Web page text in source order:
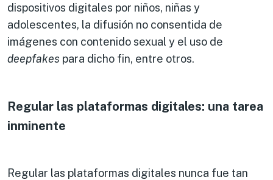
dispositivos digitales por niños, niñas y
adolescentes, la difusión no consentida de
imágenes con contenido sexual y el uso de
deepfakes para dicho fin, entre otros.
Regular las plataformas digitales: una tarea
inminente
Regular las plataformas digitales nunca fue tan